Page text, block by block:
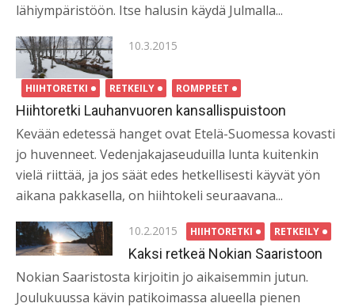
lähiympäristöön. Itse halusin käydä Julmalla...
Posted
10.3.2015
HIIHTORETKI RETKEILY ROMPPEET
Hiihtoretki Lauhanvuoren kansallispuistoon
Kevään edetessä hanget ovat Etelä-Suomessa kovasti
jo huvenneet. Vedenjakajaseuduilla lunta kuitenkin
vielä riittää, ja jos säät edes hetkellisesti käyvät yön
aikana pakkasella, on hiihtokeli seuraavana...
Posted
on
10.2.2015 HIIHTORETKI RETKEILY
Kaksi retkeä Nokian Saaristoon
Nokian Saaristosta kirjoitin jo aikaisemmin jutun.
Joulukuussa kävin patikoimassa alueella pienen